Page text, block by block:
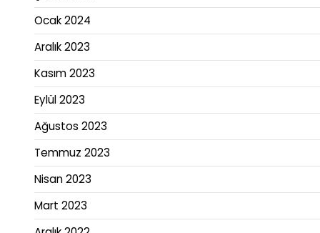
Ocak 2024
Aralık 2023
Kasım 2023
Eylül 2023
Ağustos 2023
Temmuz 2023
Nisan 2023
Mart 2023